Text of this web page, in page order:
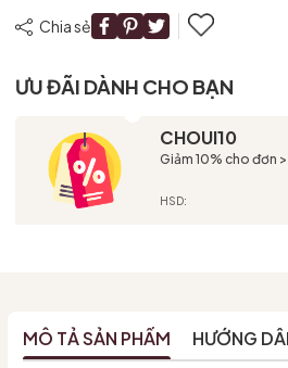
Chia sẻ
ƯU ĐÃI DÀNH CHO BẠN
CHOUI10
Giảm 10% cho đơn
HSD:
MÔ TẢ SẢN PHẨM HƯỚNG